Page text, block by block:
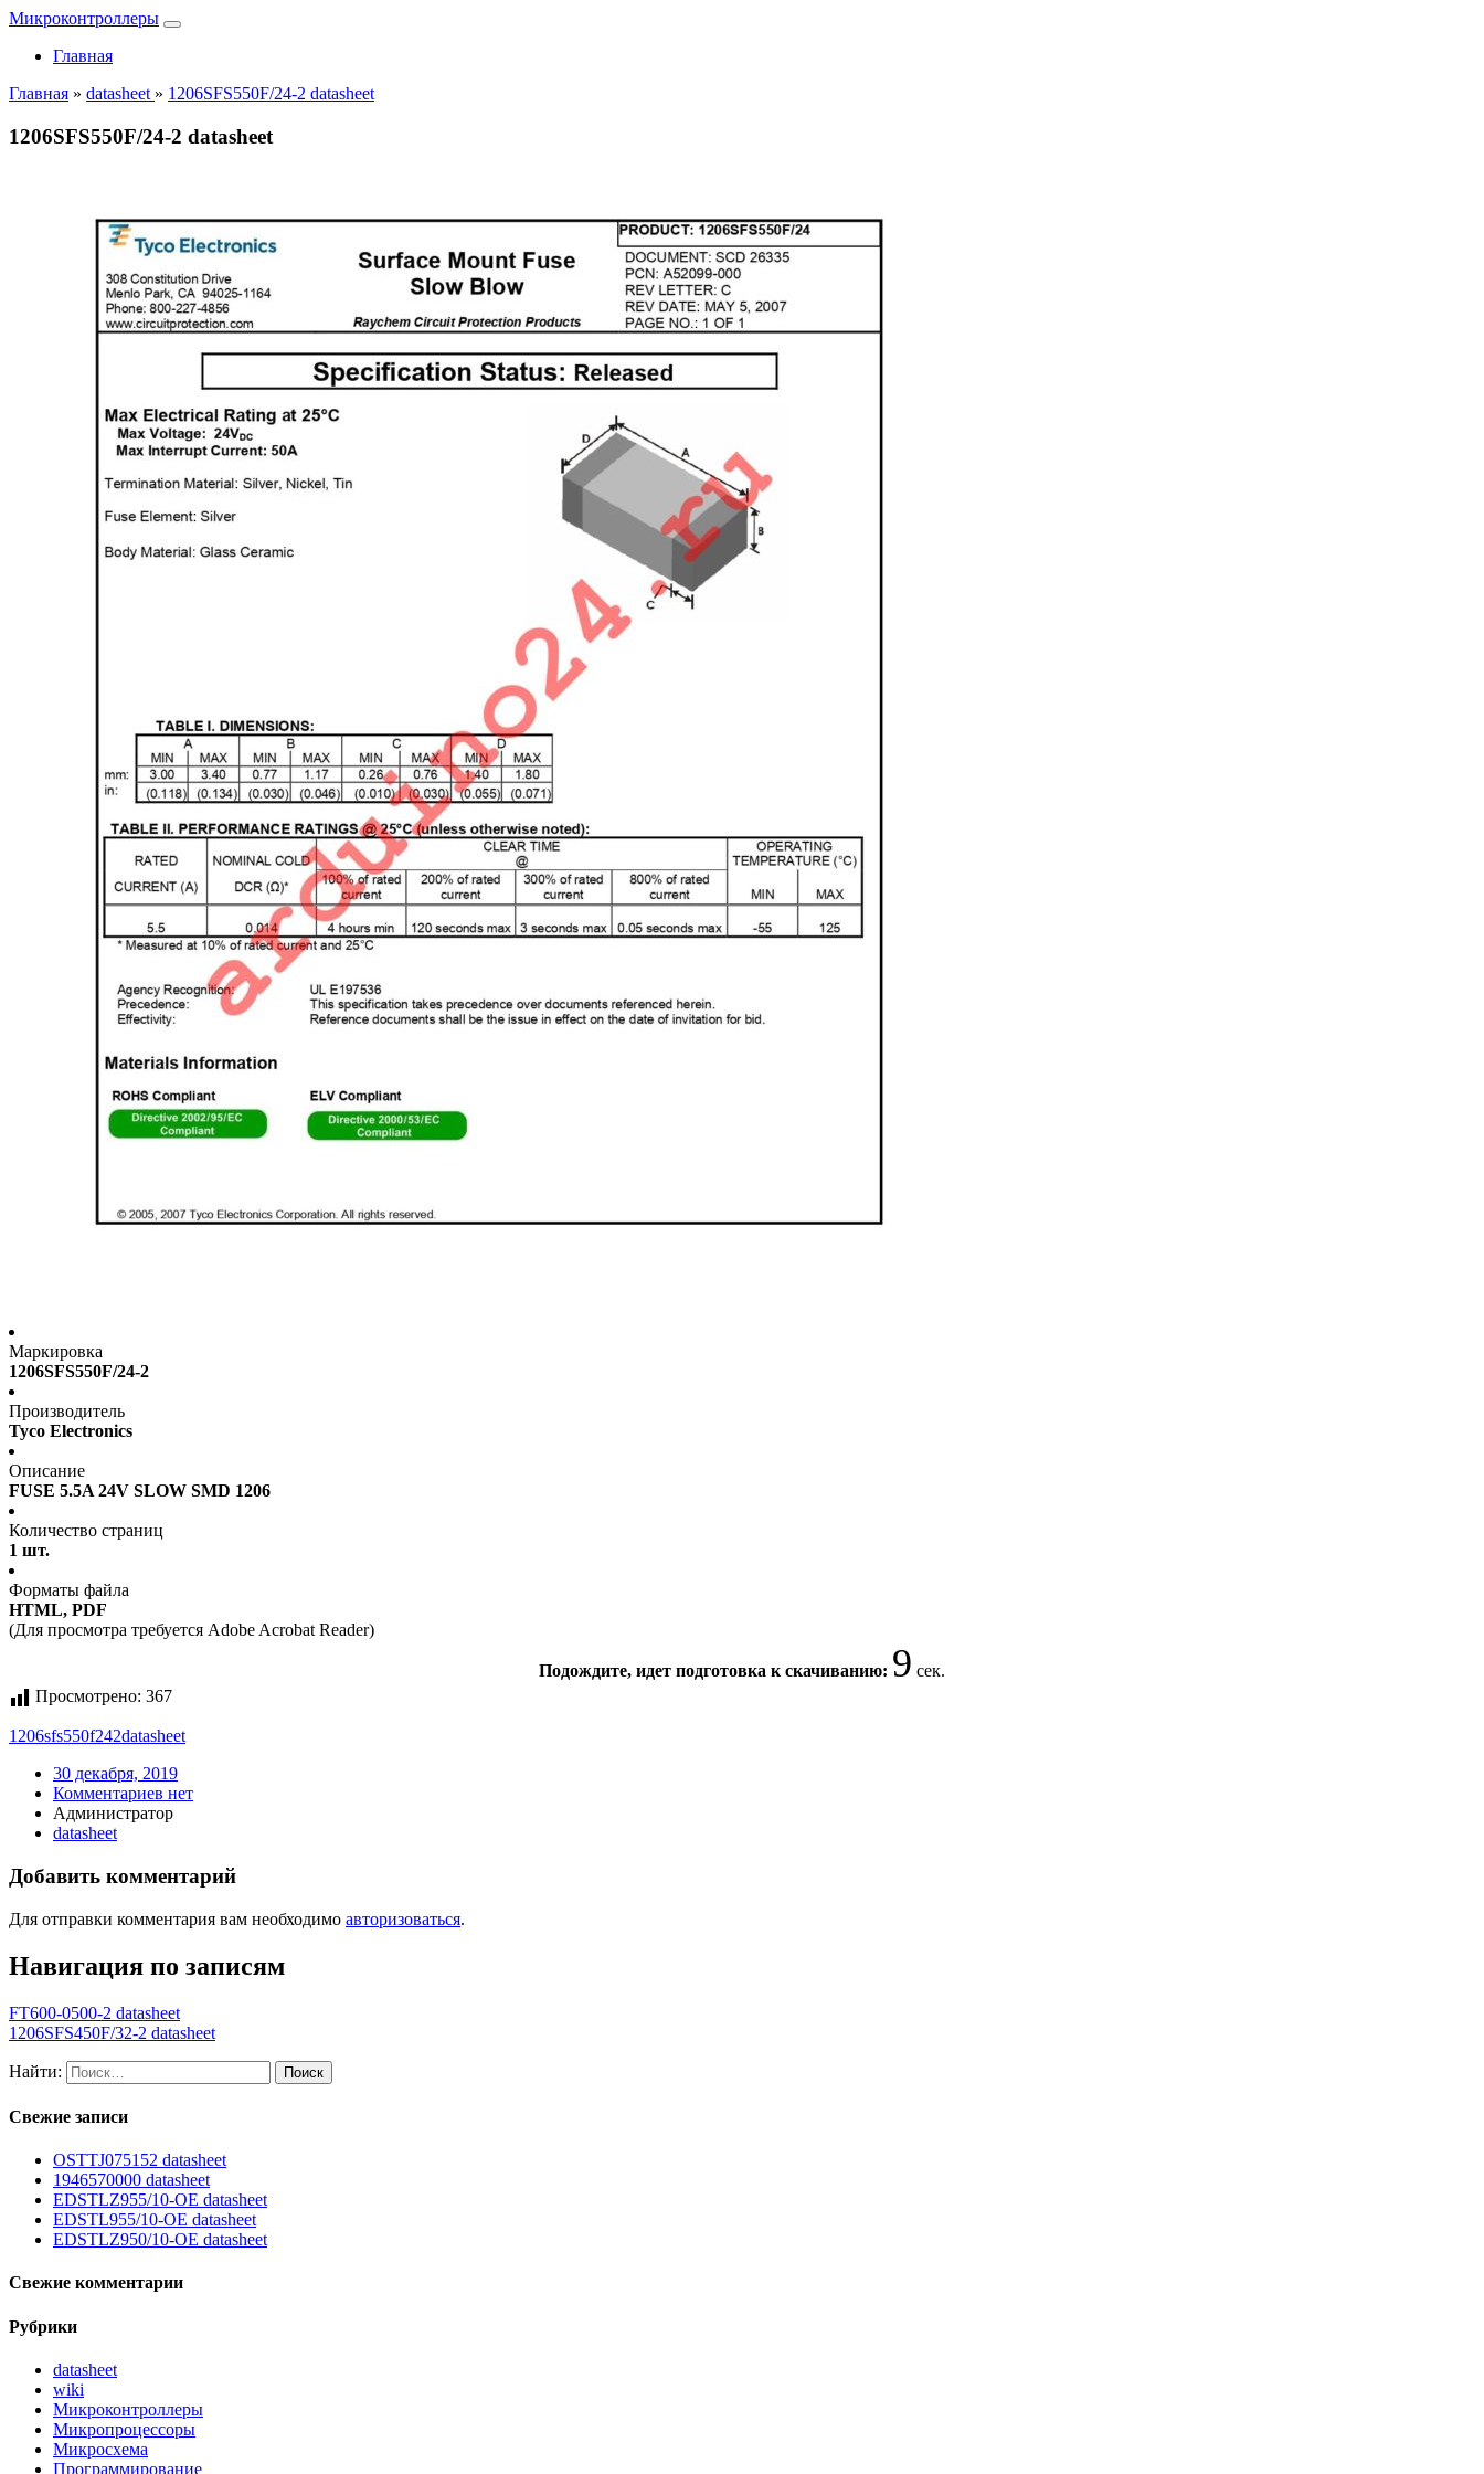
Микроконтроллеры
Главная
Главная » datasheet » 1206SFS550F/24-2 datasheet
1206SFS550F/24-2 datasheet
Маркировка
1206SFS550F/24-2
Производитель
Tyco Electronics
Описание
FUSE 5.5A 24V SLOW SMD 1206
Количество страниц
1 шт.
Форматы файла
HTML, PDF
(Для просмотра требуется Adobe Acrobat Reader)
Подождите, идет подготовка к скачиванию: 9 сек.
Просмотрено: 367
1206sfs550f242datasheet
30 декабря, 2019
Комментариев нет
Администратор
datasheet
Добавить комментарий
Для отправки комментария вам необходимо авторизоваться.
Навигация по записям
FT600-0500-2 datasheet
1206SFS450F/32-2 datasheet
Найти:
Свежие записи
OSTTJ075152 datasheet
1946570000 datasheet
EDSTLZ955/10-OE datasheet
EDSTL955/10-OE datasheet
EDSTLZ950/10-OE datasheet
Свежие комментарии
Рубрики
datasheet
wiki
Микроконтроллеры
Микропроцессоры
Микросхема
Программирование